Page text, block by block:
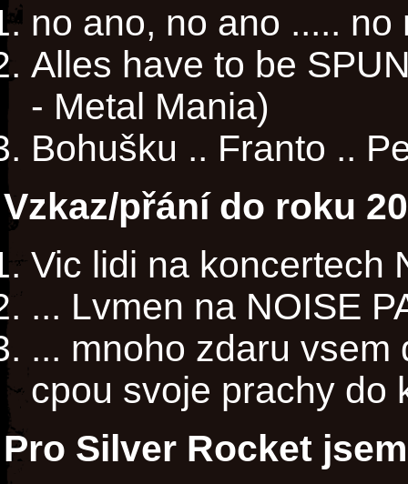
no ano, no ano ..... no
Alles have to be
- Metal Mania)
Bohušku .. Franto ..
Vzkaz/přání do roku
Vic lidi na koncertech
... Lvmen na NOISE
... mnoho zdaru
cpou svoje prachy do
Pro Silver Rocket jsem